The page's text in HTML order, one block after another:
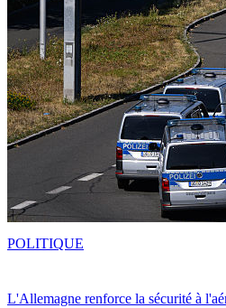
L'Allemagne renforce la sécurité à
POLITIQUE